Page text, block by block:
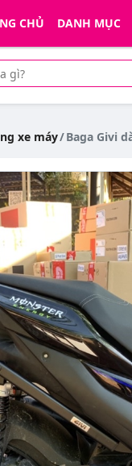
CHỦ DANH MỤC
xe máy Baga Givi